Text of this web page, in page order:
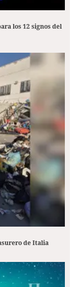
los 12 signos del
de Italia